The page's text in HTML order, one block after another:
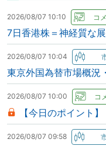
2026/08/07 10:10
7日香港株＝神経質な
2026/08/07 10:04
東京外国為替市場概
2026/08/07 10:00
【今日のポイント
2026/08/07 09:58